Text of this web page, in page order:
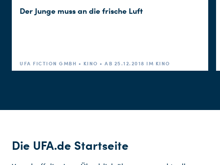
Der Junge muss an die frische Luft
UFA FICTION GMBH • KINO • AB 25.12.2018 IM KINO
Die UFA.de Startseite